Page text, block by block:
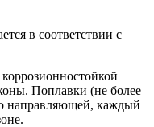
в соответствии с
Поплавки (не более
направляющей, каждый